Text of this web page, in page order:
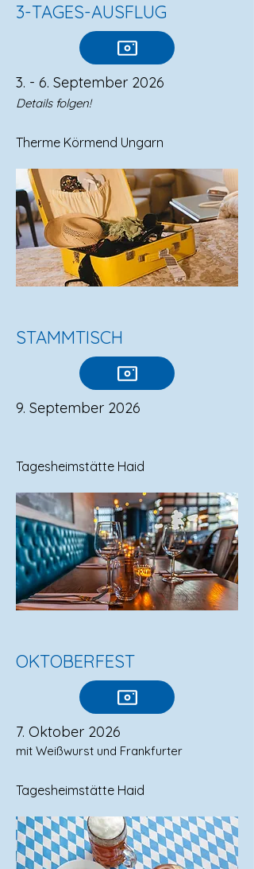
3-TAGES-AUSFLUG
3. - 6. September 2026
Details folgen!
Therme Körmend Ungarn
STAMMTISCH
9. September 2026
Tagesheimstätte Haid
OKTOBERFEST
7. Oktober 2026
mit Weißwurst und Frankfurter​
Tagesheimstätte Haid